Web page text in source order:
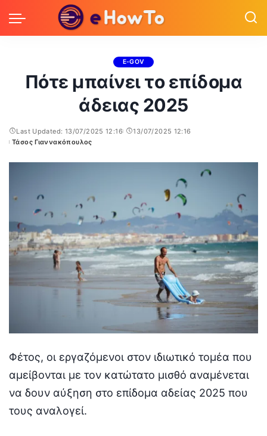
E-GOV
Πότε μπαίνει το επίδομα
άδειας 2025
Last Updated: 13/07/2025 12:16
13/07/2025 12:16
Posted
Τάσος Γιαννακόπουλος
Φέτος, οι εργαζόμενοι στον ιδιωτικό τομέα που
αμείβονται με τον κατώτατο μισθό αναμένεται
να δουν αύξηση στο επίδομα αδείας 2025 που
τους αναλογεί.